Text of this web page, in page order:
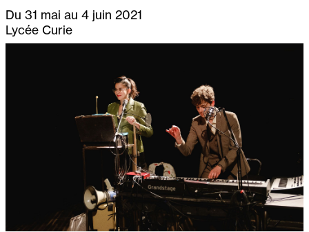
Du 31 mai au 4 juin 2021
Lycée Curie